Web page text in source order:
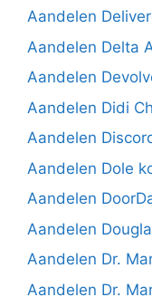
Aandelen
Aandelen Delta
Aandelen
Aandelen Didi
Aandelen
Aandelen Dole
Aandelen
Aandelen
Aandelen Dr.
Aandelen Dr.